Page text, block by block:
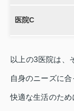
医院C
以上の3医院は、
自身のニーズに
快適な生活のた